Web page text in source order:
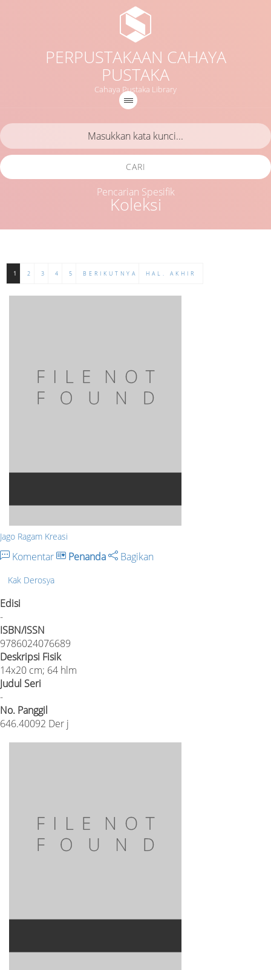
PERPUSTAKAAN CAHAYA
PUSTAKA
Cahaya Pustaka Library
Koleksi
CARI
Pencarian Spesifik
1 2 3 4 5 BERIKUTNYA HAL. AKHIR
Jago Ragam Kreasi
Komentar Penanda Bagikan
Kak Derosya
Edisi
-
ISBN/ISSN
9786024076689
Deskripsi Fisik
14x20 cm; 64 hlm
Judul Seri
-
No. Panggil
646.40092 Der j